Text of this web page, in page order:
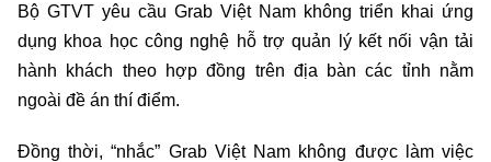
Bộ GTVT yêu cầu Grab Việt Nam không triển khai ứng
dụng khoa học công nghệ hỗ trợ quản lý kết nối vận tải
hành khách theo hợp đồng trên địa bàn các tỉnh nằm
ngoài đề án thí điểm.
Đồng thời, “nhắc” Grab Việt Nam không được làm việc